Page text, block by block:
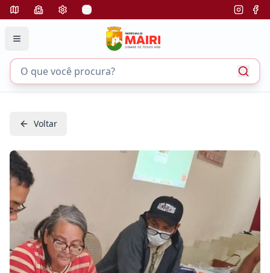
Voltar